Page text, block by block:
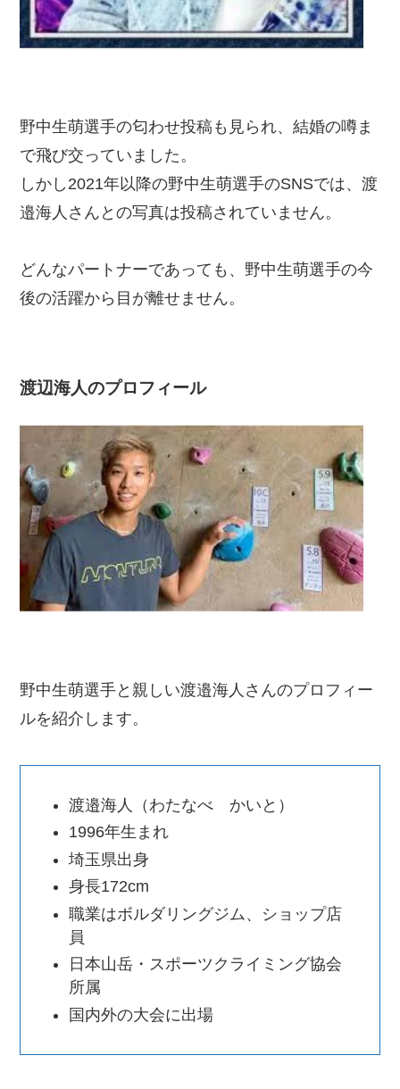
野中生萌選手の匂わせ投稿も見られ、結婚の噂ま
で飛び交っていました。
しかし2021年以降の野中生萌選手のSNSでは、渡
邉海人さんとの写真は投稿されていません。
どんなパートナーであっても、野中生萌選手の今
後の活躍から目が離せません。
渡辺海人のプロフィール
野中生萌選手と親しい渡邉海人さんのプロフィー
ルを紹介します。
渡邉海人（わたなべ かいと）
1996年生まれ
埼玉県出身
身長172cm
職業はボルダリングジム、ショップ店
員
日本山岳・スポーツクライミング協会
所属
国内外の大会に出場